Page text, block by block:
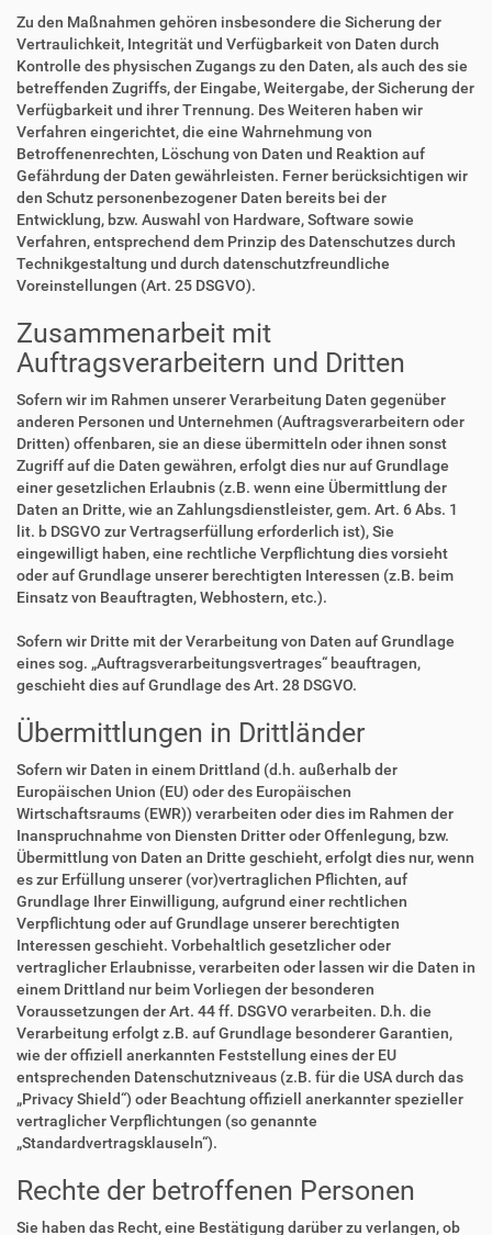
Zu den Maßnahmen gehören insbesondere die Sicherung der
Vertraulichkeit, Integrität und Verfügbarkeit von Daten durch
Kontrolle des physischen Zugangs zu den Daten, als auch des sie
betreffenden Zugriffs, der Eingabe, Weitergabe, der Sicherung der
Verfügbarkeit und ihrer Trennung. Des Weiteren haben wir
Verfahren eingerichtet, die eine Wahrnehmung von
Betroffenenrechten, Löschung von Daten und Reaktion auf
Gefährdung der Daten gewährleisten. Ferner berücksichtigen wir
den Schutz personenbezogener Daten bereits bei der
Entwicklung, bzw. Auswahl von Hardware, Software sowie
Verfahren, entsprechend dem Prinzip des Datenschutzes durch
Technikgestaltung und durch datenschutzfreundliche
Voreinstellungen (Art. 25 DSGVO).
Zusammenarbeit mit
Auftragsverarbeitern und Dritten
Sofern wir im Rahmen unserer Verarbeitung Daten gegenüber
anderen Personen und Unternehmen (Auftragsverarbeitern oder
Dritten) offenbaren, sie an diese übermitteln oder ihnen sonst
Zugriff auf die Daten gewähren, erfolgt dies nur auf Grundlage
einer gesetzlichen Erlaubnis (z.B. wenn eine Übermittlung der
Daten an Dritte, wie an Zahlungsdienstleister, gem. Art. 6 Abs. 1
lit. b DSGVO zur Vertragserfüllung erforderlich ist), Sie
eingewilligt haben, eine rechtliche Verpflichtung dies vorsieht
oder auf Grundlage unserer berechtigten Interessen (z.B. beim
Einsatz von Beauftragten, Webhostern, etc.).
Sofern wir Dritte mit der Verarbeitung von Daten auf Grundlage
eines sog. „Auftragsverarbeitungsvertrages“ beauftragen,
geschieht dies auf Grundlage des Art. 28 DSGVO.
Übermittlungen in Drittländer
Sofern wir Daten in einem Drittland (d.h. außerhalb der
Europäischen Union (EU) oder des Europäischen
Wirtschaftsraums (EWR)) verarbeiten oder dies im Rahmen der
Inanspruchnahme von Diensten Dritter oder Offenlegung, bzw.
Übermittlung von Daten an Dritte geschieht, erfolgt dies nur, wenn
es zur Erfüllung unserer (vor)vertraglichen Pflichten, auf
Grundlage Ihrer Einwilligung, aufgrund einer rechtlichen
Verpflichtung oder auf Grundlage unserer berechtigten
Interessen geschieht. Vorbehaltlich gesetzlicher oder
vertraglicher Erlaubnisse, verarbeiten oder lassen wir die Daten in
einem Drittland nur beim Vorliegen der besonderen
Voraussetzungen der Art. 44 ff. DSGVO verarbeiten. D.h. die
Verarbeitung erfolgt z.B. auf Grundlage besonderer Garantien,
wie der offiziell anerkannten Feststellung eines der EU
entsprechenden Datenschutzniveaus (z.B. für die USA durch das
„Privacy Shield“) oder Beachtung offiziell anerkannter spezieller
vertraglicher Verpflichtungen (so genannte
„Standardvertragsklauseln“).
Rechte der betroffenen Personen
Sie haben das Recht, eine Bestätigung darüber zu verlangen, ob